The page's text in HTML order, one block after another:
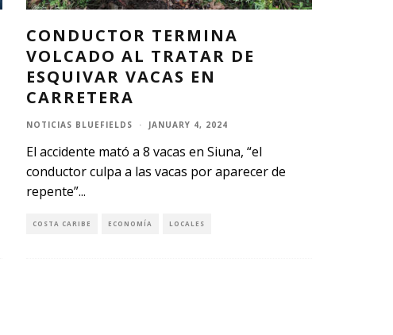
CONDUCTOR TERMINA
VOLCADO AL TRATAR DE
ESQUIVAR VACAS EN
CARRETERA
NOTICIAS BLUEFIELDS · JANUARY 4, 2024
El accidente mató a 8 vacas en Siuna, “el
conductor culpa a las vacas por aparecer de
repente”...
COSTA CARIBE ECONOMÍA LOCALES